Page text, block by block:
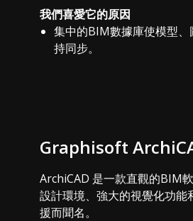
我們喜愛它的原因
集中的BIM數據庫使模型
持同步。
Graphisoft
ArchiCAD 是一款直觀的BIM
設計環境、強大的視覺化功能
援而聞名。